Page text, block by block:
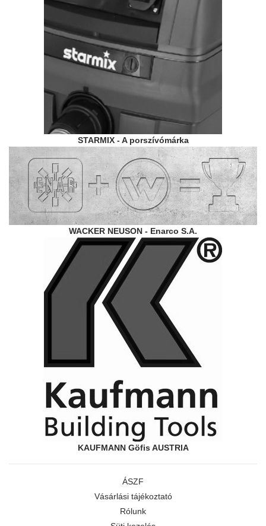
STARMIX - A porszívómárka
WACKER NEUSON - Enarco S.A.
KAUFMANN Göfis AUSTRIA
ÁSZF
Vásárlási tájékoztató
Rólunk